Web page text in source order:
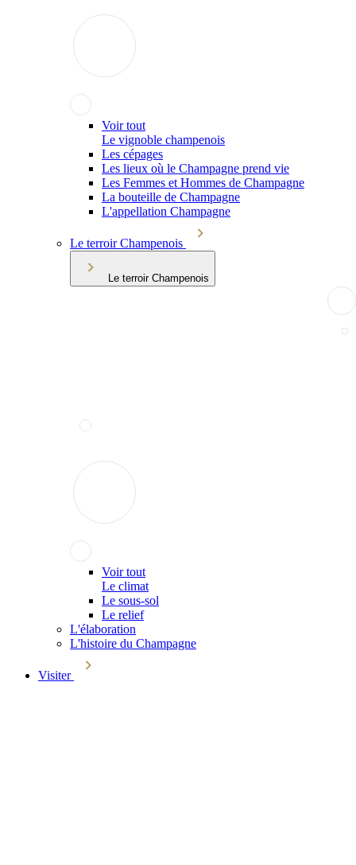
Voir tout
Le vignoble champenois
Les cépages
Les lieux où le Champagne prend vie
Les Femmes et Hommes de Champagne
La bouteille de Champagne
L'appellation Champagne
Le terroir Champenois
Le terroir Champenois
Voir tout
Le climat
Le sous-sol
Le relief
L'élaboration
L'histoire du Champagne
Visiter